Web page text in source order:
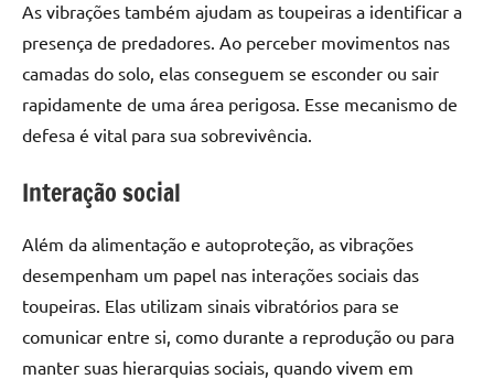
As vibrações também ajudam as toupeiras a identificar a
presença de predadores. Ao perceber movimentos nas
camadas do solo, elas conseguem se esconder ou sair
rapidamente de uma área perigosa. Esse mecanismo de
defesa é vital para sua sobrevivência.
Interação social
Além da alimentação e autoproteção, as vibrações
desempenham um papel nas interações sociais das
toupeiras. Elas utilizam sinais vibratórios para se
comunicar entre si, como durante a reprodução ou para
manter suas hierarquias sociais, quando vivem em